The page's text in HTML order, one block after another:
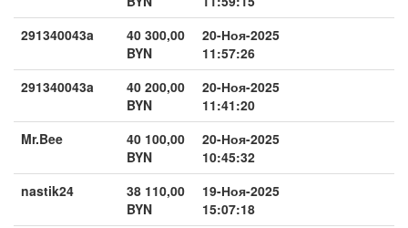
291340043a
40 300,00
BYN
20-Ноя-2025
11:57:26
291340043a
40 200,00
BYN
20-Ноя-2025
11:41:20
Mr.Bee
40 100,00
BYN
20-Ноя-2025
10:45:32
nastik24
38 110,00
BYN
19-Ноя-2025
15:07:18